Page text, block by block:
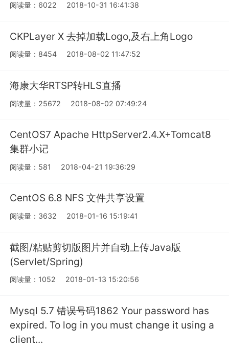
阅读量：6022 2018-10-31 16:41:38
CKPLayer X 去掉加载Logo,及右上角Logo
阅读量：8454 2018-08-02 11:47:52
海康大华RTSP转HLS直播
阅读量：25672 2018-08-02 07:49:24
CentOS7 Apache HttpServer2.4.X+Tomcat8
集群小记
阅读量：581 2018-04-21 19:36:29
CentOS 6.8 NFS 文件共享设置
阅读量：3632 2018-01-16 15:19:41
截图/粘贴剪切版图片并自动上传Java版
(Servlet/Spring)
阅读量：1052 2018-01-13 15:20:56
Mysql 5.7 错误号码1862 Your password has
expired. To log in you must change it using a
client...